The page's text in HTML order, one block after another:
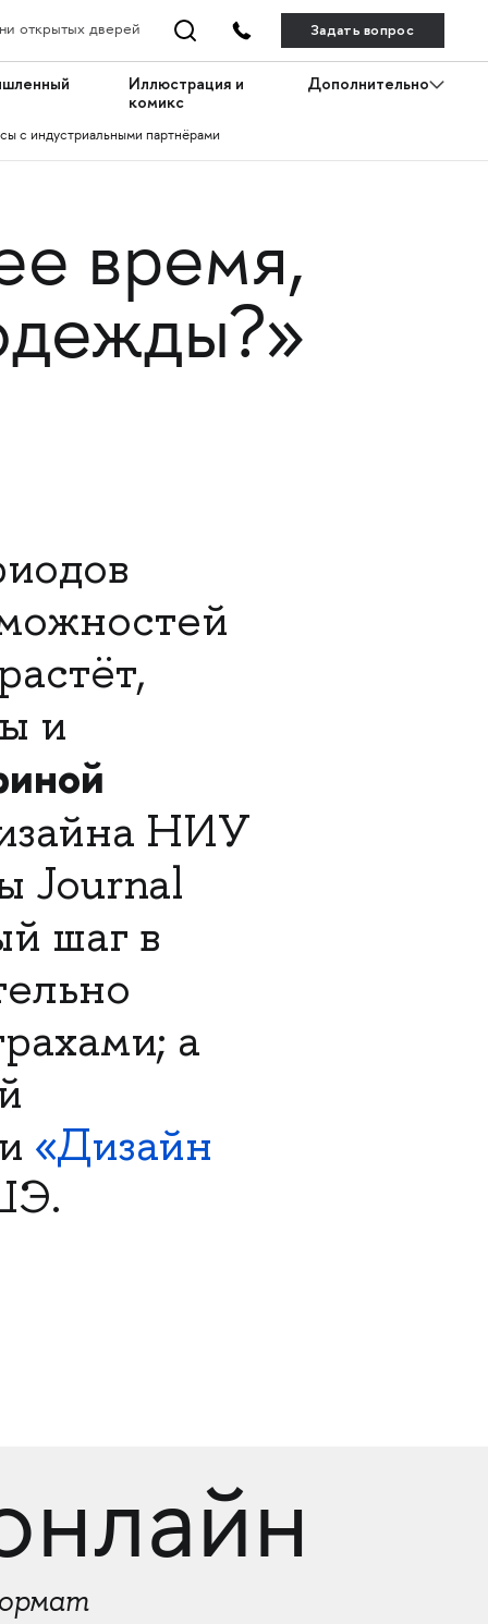
открытых дверей Задать вопрос
Иллюстрация и
комикс
Дополнительно
с индустриальными партнёрами
время,
и
НИУ
Journal
шаг в
а
«Дизайн